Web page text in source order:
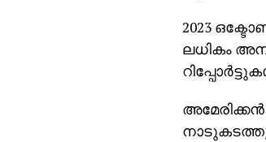
2023
ലധികം